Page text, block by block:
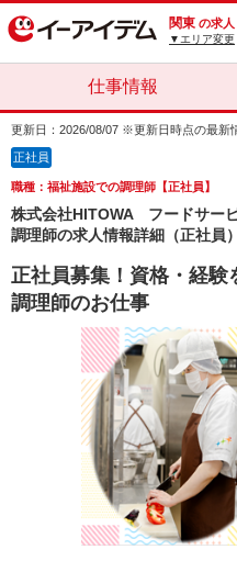
関東 の求人
▼エリア変更
仕事情報
更新日：2026/08/07 ※更新日時点の最新
正社員
職種：福祉施設での調理師【正社員】
株式会社HITOWA フードサー
調理師の求人情報詳細（正社員
正社員募集！資格・経験
調理師のお仕事